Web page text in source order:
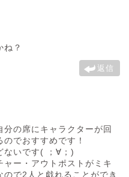
ね？
返信
の席にキャラクターが回
でおすすめです！
ないです( ；∀；)
ー・アウトポストがミキ
で2人と戯れることができ